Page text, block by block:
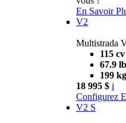
En Savoir
V2
Multistrada
115 cv
67.9
199 kg
18 995 $ i
Configurez
V2 S